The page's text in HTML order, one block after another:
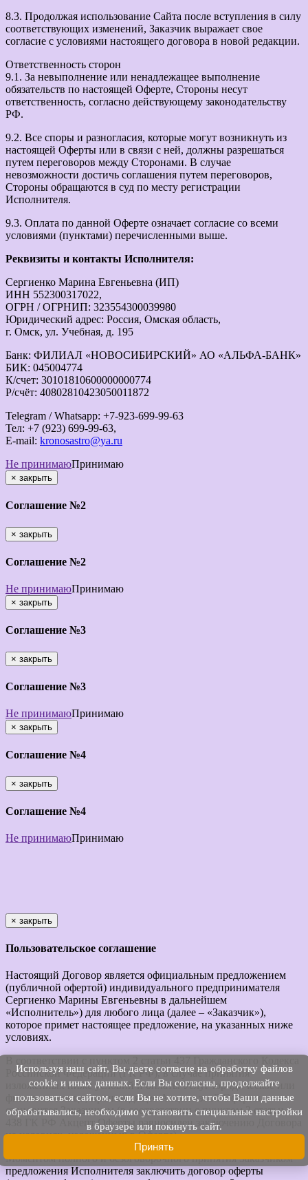
Используя наш cайт, Вы даете согласие на обработку файлов
cookie и иных данных. Если Вы согласны, продолжайте
пользоваться сайтом, если Вы не хотите, чтобы Ваши данные
обрабатывались, необходимо установить специальные настройки
в браузере или покинуть сайт.
Принять
8.3. Продолжая использование Сайта после вступления в силу
соответствующих изменений, Заказчик выражает свое
согласие с условиями настоящего договора в новой редакции.
Ответственность сторон
9.1. За невыполнение или ненадлежащее выполнение
обязательств по настоящей Оферте, Стороны несут
ответственность, согласно действующему законодательству
РФ.
9.2. Все споры и разногласия, которые могут возникнуть из
настоящей Оферты или в связи с ней, должны разрешаться
путем переговоров между Сторонами. В случае
невозможности достичь соглашения путем переговоров,
Стороны обращаются в суд по месту регистрации
Исполнителя.
9.3. Оплата по данной Оферте означает согласие со всеми
условиями (пунктами) перечисленными выше.
Реквизиты и контакты Исполнителя:
Сергиенко Марина Евгеньевна (ИП)
ИНН 552300317022,
ОГРН / ОГРНИП: 323554300039980
Юридический адрес: Россия, Омская область,
г. Омск, ул. Учебная, д. 195
Банк: ФИЛИАЛ «НОВОСИБИРСКИЙ» АО «АЛЬФА-БАНК»
БИК: 045004774
К/счет: 30101810600000000774
Р/счёт: 40802810423050011872
Telegram / Whatsapp: +7-923-699-99-63
Тел: +7 (923) 699-99-63,
E-mail: kronosastro@ya.ru
Не принимаюПринимаю
× закрыть
Соглашение №2
× закрыть
Соглашение №2
Не принимаюПринимаю
× закрыть
Соглашение №3
× закрыть
Соглашение №3
Не принимаюПринимаю
× закрыть
Соглашение №4
× закрыть
Соглашение №4
Не принимаюПринимаю
× закрыть
Пользовательское соглашение
Настоящий Договор является официальным предложением
(публичной офертой) индивидуального предпринимателя
Сергиенко Марины Евгеньевны в дальнейшем
«Исполнитель») для любого лица (далее – «Заказчик»),
которое примет настоящее предложение, на указанных ниже
условиях.
Российской Федерации (ГК РФ), в случае принятия
изложенных ниже условий и оплаты Услуг юридическое или
физическое лицо, производящее Акцепт этой Оферты,
становится Заказчиком (в соответствии с пунктом 3 статьи
438 ГК РФ Акцепт Оферты равносилен заключению Договора
на условиях, изложенных в Оферте).
Моментом полного и безоговорочного принятия Заказчиком
предложения Исполнителя заключить договор оферты